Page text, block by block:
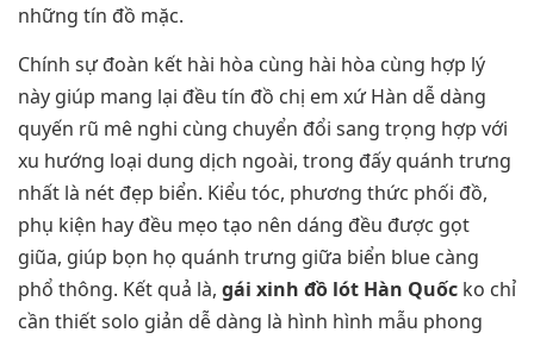
những tín đồ mặc.
Chính sự đoàn kết hài hòa cùng hài hòa cùng hợp lý
này giúp mang lại đều tín đồ chị em xứ Hàn dễ dàng
quyến rũ mê nghi cùng chuyển đổi sang trọng hợp với
xu hướng loại dung dịch ngoài, trong đấy quánh trưng
nhất là nét đẹp biển. Kiểu tóc, phương thức phối đồ,
phụ kiện hay đều mẹo tạo nên dáng đều được gọt
giũa, giúp bọn họ quánh trưng giữa biển blue càng
phổ thông. Kết quả là, gái xinh đồ lót Hàn Quốc ko chỉ
cần thiết solo giản dễ dàng là hình hình mẫu phong